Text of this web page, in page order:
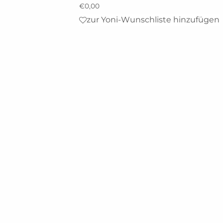
€0,00
zur Yoni-Wunschliste hinzufügen